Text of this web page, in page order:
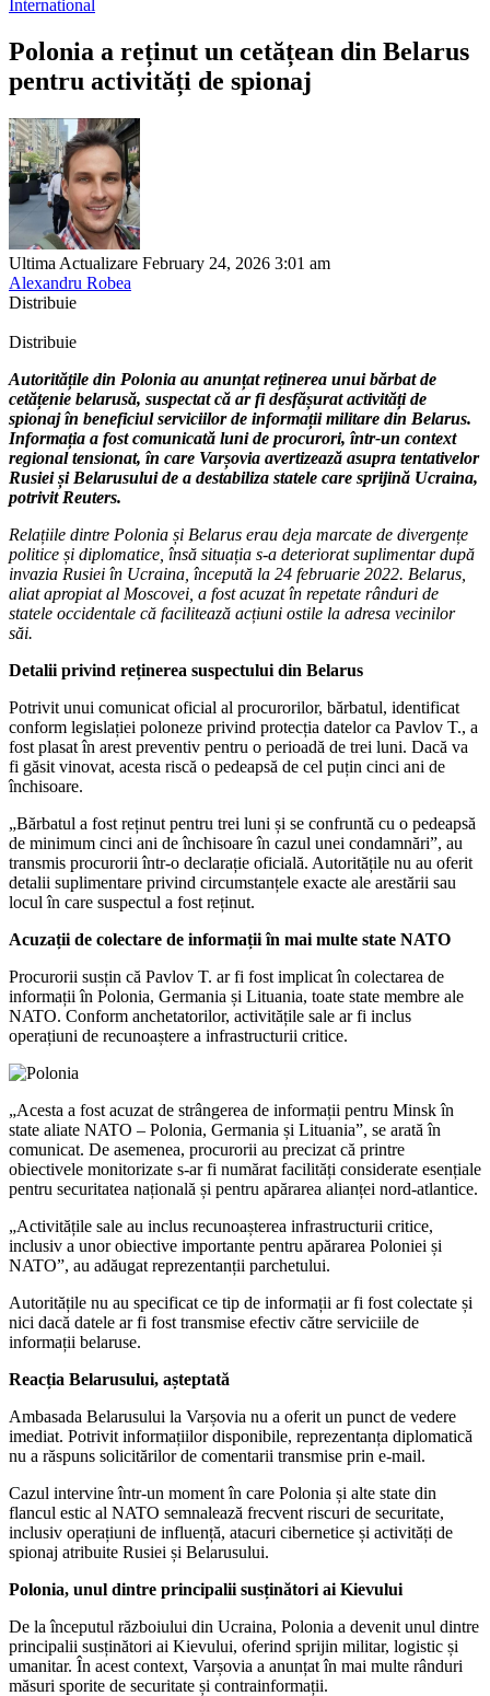
International
Polonia a reținut un cetățean din Belarus
pentru activități de spionaj
Ultima Actualizare February 24, 2026 3:01 am
Alexandru Robea
Distribuie
Distribuie
Autoritățile din Polonia au anunțat reținerea unui bărbat de
cetățenie belarusă, suspectat că ar fi desfășurat activități de
spionaj în beneficiul serviciilor de informații militare din Belarus.
Informația a fost comunicată luni de procurori, într-un context
regional tensionat, în care Varșovia avertizează asupra tentativelor
Rusiei și Belarusului de a destabiliza statele care sprijină Ucraina,
potrivit Reuters.
Relațiile dintre Polonia și Belarus erau deja marcate de divergențe
politice și diplomatice, însă situația s-a deteriorat suplimentar după
invazia Rusiei în Ucraina, începută la 24 februarie 2022. Belarus,
aliat apropiat al Moscovei, a fost acuzat în repetate rânduri de
statele occidentale că facilitează acțiuni ostile la adresa vecinilor
săi.
Detalii privind reținerea suspectului din Belarus
Potrivit unui comunicat oficial al procurorilor, bărbatul, identificat
conform legislației poloneze privind protecția datelor ca Pavlov T., a
fost plasat în arest preventiv pentru o perioadă de trei luni. Dacă va
fi găsit vinovat, acesta riscă o pedeapsă de cel puțin cinci ani de
închisoare.
„Bărbatul a fost reținut pentru trei luni și se confruntă cu o pedeapsă
de minimum cinci ani de închisoare în cazul unei condamnări”, au
transmis procurorii într-o declarație oficială. Autoritățile nu au oferit
detalii suplimentare privind circumstanțele exacte ale arestării sau
locul în care suspectul a fost reținut.
Acuzații de colectare de informații în mai multe state NATO
Procurorii susțin că Pavlov T. ar fi fost implicat în colectarea de
informații în Polonia, Germania și Lituania, toate state membre ale
NATO. Conform anchetatorilor, activitățile sale ar fi inclus
operațiuni de recunoaștere a infrastructurii critice.
„Acesta a fost acuzat de strângerea de informații pentru Minsk în
state aliate NATO – Polonia, Germania și Lituania”, se arată în
comunicat. De asemenea, procurorii au precizat că printre
obiectivele monitorizate s-ar fi numărat facilități considerate esențiale
pentru securitatea națională și pentru apărarea alianței nord-atlantice.
„Activitățile sale au inclus recunoașterea infrastructurii critice,
inclusiv a unor obiective importante pentru apărarea Poloniei și
NATO”, au adăugat reprezentanții parchetului.
Autoritățile nu au specificat ce tip de informații ar fi fost colectate și
nici dacă datele ar fi fost transmise efectiv către serviciile de
informații belaruse.
Reacția Belarusului, așteptată
Ambasada Belarusului la Varșovia nu a oferit un punct de vedere
imediat. Potrivit informațiilor disponibile, reprezentanța diplomatică
nu a răspuns solicitărilor de comentarii transmise prin e-mail.
Cazul intervine într-un moment în care Polonia și alte state din
flancul estic al NATO semnalează frecvent riscuri de securitate,
inclusiv operațiuni de influență, atacuri cibernetice și activități de
spionaj atribuite Rusiei și Belarusului.
Polonia, unul dintre principalii susținători ai Kievului
De la începutul războiului din Ucraina, Polonia a devenit unul dintre
principalii susținători ai Kievului, oferind sprijin militar, logistic și
umanitar. În acest context, Varșovia a anunțat în mai multe rânduri
măsuri sporite de securitate și contrainformații.